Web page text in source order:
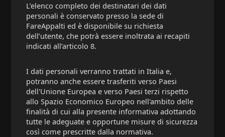
L’elenco completo dei destinatari dei dati
personali è conservato presso la sede di
FareAppalti ed è disponibile su richiesta
dell’utente, che potrà essere inoltrata ai recapiti
indicati all’articolo 8.
I dati personali verranno trattati in Italia e,
potranno anche essere trasferiti verso Paesi
dell'Unione Europea e verso Paesi terzi rispetto
allo Spazio Economico Europeo nell'ambito delle
finalità di cui alla presente informativa adottando
tutte le adeguate e opportune misure di sicurezza
così come prescritte dalla normativa.